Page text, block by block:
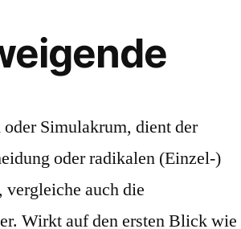
Simulakrum, dient der
oder radikalen (Einzel-)
auch die
Wirkt auf den ersten Blick wie